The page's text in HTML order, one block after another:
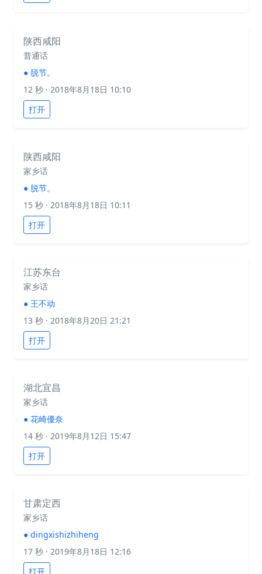
陕西咸阳
普通话
● 脱节。
12 秒 · 2018年8月18日 10:10
打开
陕西咸阳
家乡话
● 脱节。
15 秒 · 2018年8月18日 10:11
打开
江苏东台
家乡话
● 王不动
13 秒 · 2018年8月20日 21:21
打开
湖北宜昌
家乡话
● 花崎優奈
14 秒 · 2019年8月12日 15:47
打开
甘肃定西
家乡话
● dingxishizhiheng
17 秒 · 2019年8月18日 12:16
打开